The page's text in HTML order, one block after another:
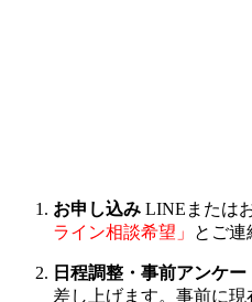
お申し込み LINEまたは
ライン相談希望」
とご連
日程調整・事前アンケー
差し上げます。事前に